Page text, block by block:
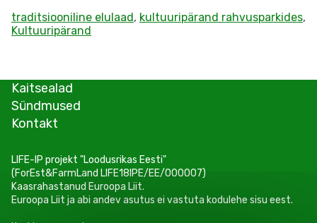
traditsiooniline elulaad, kultuuripärand rahvusparkides,
Kultuuripärand
Kaitsealad
Sündmused
Kontakt
LIFE-IP projekt "Loodusrikas Eesti"
(ForEst&FarmLand LIFE18IPE/EE/000007)
Kaasrahastanud Euroopa Liit.
Euroopa Liit ja abi andev asutus ei vastuta kodulehe sisu eest.